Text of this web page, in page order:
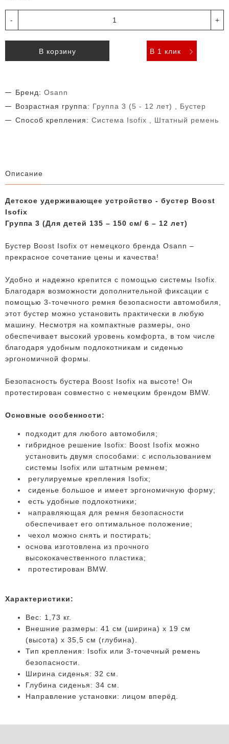
- +
В корзину В 1 клик
Бренд: Osann
Возрастная группа: Группа 3 (5 - 12 лет) , Бустер
Способ крепления: Система Isofix , Штатный ремень
Описание
Детское удерживающее устройство - бустер Boost
Isofix
Группа 3 (Для детей 135 – 150 см/ 6 – 12 лет)
Бустер Boost Isofix от немецкого бренда Osann –
прекрасное сочетание цены и качества!
Удобно и надежно крепится с помощью системы Isofix.
Благодаря возможности дополнительной фиксации с
помощью 3-точечного ремня безопасности автомобиля,
этот бустер можно установить практически в любую
машину. Несмотря на компактные размеры, оно
обеспечивает высокий уровень комфорта, в том числе
благодаря удобным подлокотникам и сиденью
эргономичной формы.
Безопасность бустера Boost Isofix на высоте! Он
протестирован совместно с немецким брендом BMW.
Основные особенности:
подходит для любого автомобиля;
гибридное решение Isofix: Boost Isofix можно
установить двумя способами: с использованием
системы Isofix или штатным ремнем;
регулируемые крепления Isofix;
сиденье большое и имеет эргономичную форму;
есть удобные подлокотники;
направляющая для ремня безопасности
обеспечивает его оптимальное положение;
чехол можно снять и постирать;
основа изготовлена из прочного
высококачественного пластика;
протестирован BMW.
Характеристики:
Вес: 1,73 кг.
Внешние размеры: 41 см (ширина) х 19 см
(высота) х 35,5 см (глубина).
Тип крепления: Isofix или 3-точечный ремень
безопасности.
Ширина сиденья: 32 см.
Глубина сиденья: 34 см.
Направление установки: лицом вперёд.